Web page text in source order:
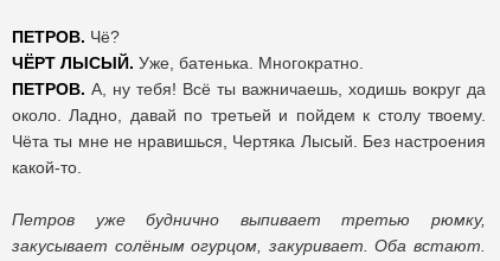
ПЕТРОВ. Чё?
ЧЁРТ ЛЫСЫЙ. Уже, батенька. Многократно.
ПЕТРОВ. А, ну тебя! Всё ты важничаешь, ходишь вокруг да
около. Ладно, давай по третьей и пойдем к столу твоему.
Чёта ты мне не нравишься, Чертяка Лысый. Без настроения
какой-то.
Петров уже буднично выпивает третью рюмку,
закусывает солёным огурцом, закуривает. Оба встают.